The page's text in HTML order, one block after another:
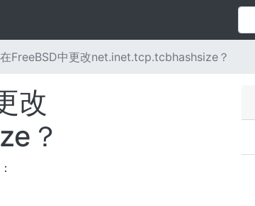
FreeBSD中更改net.inet.tcp.tcbhashsize？
改
？